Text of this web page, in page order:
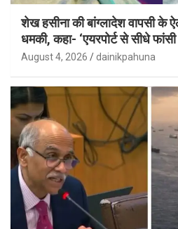
शेख हसीना की बांग्लादेश वापसी के
धमकी, कहा- ‘एयरपोर्ट से सीधे
August 4, 2026 dainikpahuna